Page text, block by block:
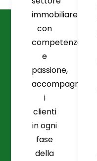
immobiliare
con
competenza
e
passione,
accompagnando
i
clienti
in ogni
fase
della